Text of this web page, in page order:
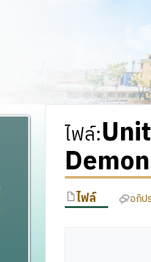
ไฟล์:
ไฟล์ อภิป